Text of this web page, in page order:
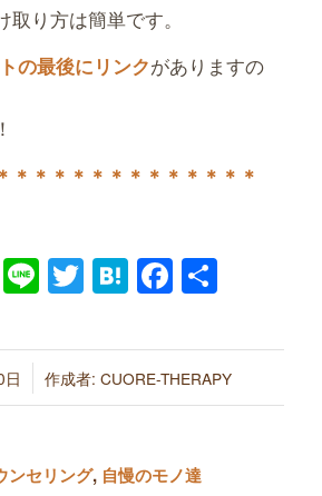
り方は簡単です。
の最後にリンクがありますの
＊＊＊＊＊＊＊＊＊＊＊＊＊
LineTwitter
Hatena共
作成者:CUORE-THERAPY
ンセリング, 自慢のモノ達